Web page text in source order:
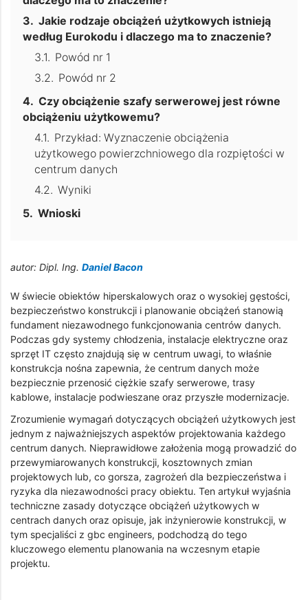
Jakie rodzaje obciążeń użytkowych istnieją
według Eurokodu i dlaczego ma to znaczenie?
Powód nr 1
Powód nr 2
Czy obciążenie szafy serwerowej jest równe
obciążeniu użytkowemu?
Przykład: Wyznaczenie obciążenia
użytkowego powierzchniowego dla rozpiętości w
centrum danych
Wyniki
Wnioski
autor: Dipl. Ing. Daniel Bacon
W świecie obiektów hiperskalowych oraz o wysokiej gęstości,
bezpieczeństwo konstrukcji i planowanie obciążeń stanowią
fundament niezawodnego funkcjonowania centrów danych.
Podczas gdy systemy chłodzenia, instalacje elektryczne oraz
sprzęt IT często znajdują się w centrum uwagi, to właśnie
konstrukcja nośna zapewnia, że centrum danych może
bezpiecznie przenosić ciężkie szafy serwerowe, trasy
kablowe, instalacje podwieszane oraz przyszłe modernizacje.
Zrozumienie wymagań dotyczących obciążeń użytkowych jest
jednym z najważniejszych aspektów projektowania każdego
centrum danych. Nieprawidłowe założenia mogą prowadzić do
przewymiarowanych konstrukcji, kosztownych zmian
projektowych lub, co gorsza, zagrożeń dla bezpieczeństwa i
ryzyka dla niezawodności pracy obiektu. Ten artykuł wyjaśnia
techniczne zasady dotyczące obciążeń użytkowych w
centrach danych oraz opisuje, jak inżynierowie konstrukcji, w
tym specjaliści z gbc engineers, podchodzą do tego
kluczowego elementu planowania na wczesnym etapie
projektu.